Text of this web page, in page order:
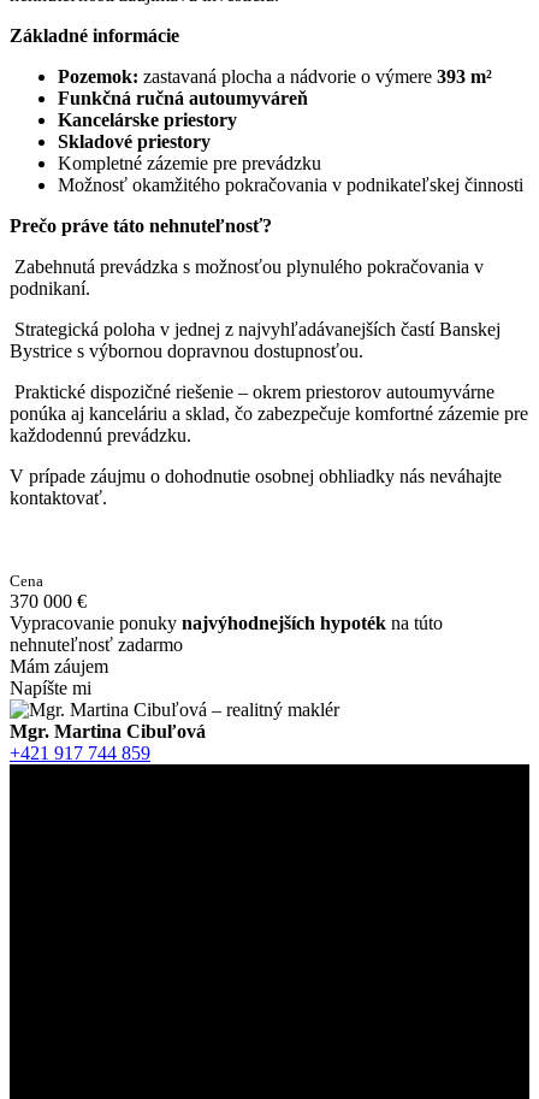
Základné informácie
Pozemok: zastavaná plocha a nádvorie o výmere 393 m²
Funkčná ručná autoumyváreň
Kancelárske priestory
Skladové priestory
Kompletné zázemie pre prevádzku
Možnosť okamžitého pokračovania v podnikateľskej činnosti
Prečo práve táto nehnuteľnosť?
Zabehnutá prevádzka s možnosťou plynulého pokračovania v
podnikaní.
Strategická poloha v jednej z najvyhľadávanejších častí Banskej
Bystrice s výbornou dopravnou dostupnosťou.
Praktické dispozičné riešenie – okrem priestorov autoumyvárne
ponúka aj kanceláriu a sklad, čo zabezpečuje komfortné zázemie pre
každodennú prevádzku.
V prípade záujmu o dohodnutie osobnej obhliadky nás neváhajte
kontaktovať.
Cena
370 000 €
Vypracovanie ponuky najvýhodnejších hypoték na túto
nehnuteľnosť zadarmo
Mám záujem
Napíšte mi
Mgr. Martina Cibuľová
+421 917 744 859